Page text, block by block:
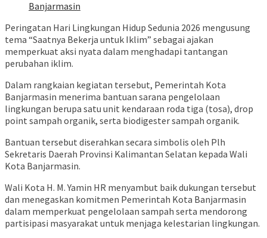
Banjarmasin
Peringatan Hari Lingkungan Hidup Sedunia 2026 mengusung
tema “Saatnya Bekerja untuk Iklim” sebagai ajakan
memperkuat aksi nyata dalam menghadapi tantangan
perubahan iklim.
Dalam rangkaian kegiatan tersebut, Pemerintah Kota
Banjarmasin menerima bantuan sarana pengelolaan
lingkungan berupa satu unit kendaraan roda tiga (tosa), drop
point sampah organik, serta biodigester sampah organik.
Bantuan tersebut diserahkan secara simbolis oleh Plh
Sekretaris Daerah Provinsi Kalimantan Selatan kepada Wali
Kota Banjarmasin.
Wali Kota H. M. Yamin HR menyambut baik dukungan tersebut
dan menegaskan komitmen Pemerintah Kota Banjarmasin
dalam memperkuat pengelolaan sampah serta mendorong
partisipasi masyarakat untuk menjaga kelestarian lingkungan.